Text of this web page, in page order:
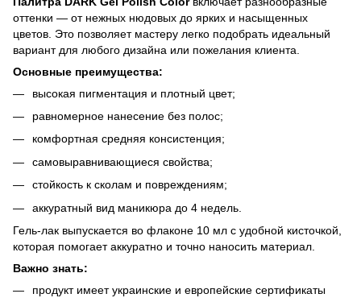
оттенки — от нежных нюдовых до ярких и насыщенных
цветов. Это позволяет мастеру легко подобрать идеальный
вариант для любого дизайна или пожелания клиента.
Основные преимущества:
высокая пигментация и плотный цвет;
равномерное нанесение без полос;
комфортная средняя консистенция;
самовыравнивающиеся свойства;
стойкость к сколам и повреждениям;
аккуратный вид маникюра до 4 недель.
Гель-лак выпускается во флаконе 10 мл с удобной кисточкой,
которая помогает аккуратно и точно наносить материал.
Важно знать:
продукт имеет украинские и европейские сертификаты